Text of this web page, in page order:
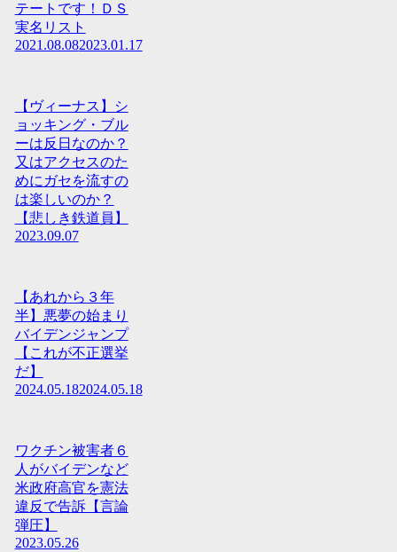
テートです！ＤＳ
実名リスト
2021.08.082023.01.17
【ヴィーナス】シ
ョッキング・ブル
ーは反日なのか？
又はアクセスのた
めにガセを流すの
は楽しいのか？
【悲しき鉄道員】
2023.09.07
【あれから３年
半】悪夢の始まり
バイデンジャンプ
【これが不正選挙
だ】
2024.05.182024.05.18
ワクチン被害者６
人がバイデンなど
米政府高官を憲法
違反で告訴【言論
弾圧】
2023.05.26